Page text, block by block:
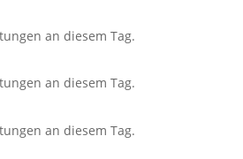
an diesem Tag.
an diesem Tag.
an diesem Tag.